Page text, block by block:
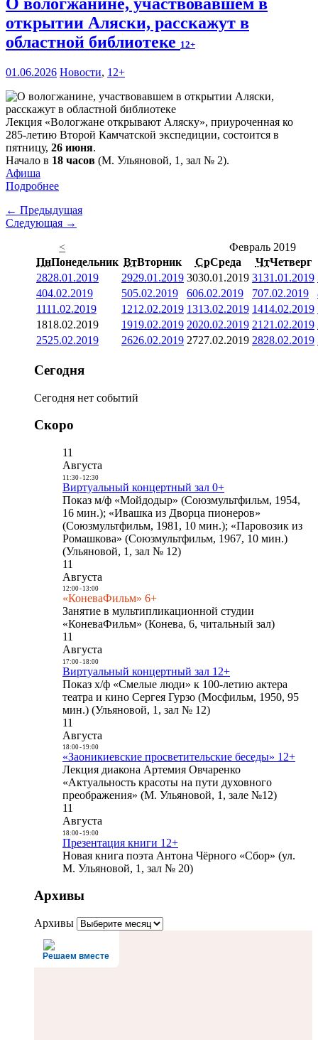
О вологжанине, участвовавшем в
открытии Аляски, расскажут в
областной библиотеке 12+
01.06.2026 Новости, 12+
Лекция «Вологжане открывают Аляску», приуроченная ко
285-летию Второй Камчатской экспедиции, состоится в
пятницу, 26 июня.
Начало в 18 часов (М. Ульяновой, 1, зал № 2).
Афиша
Подробнее
← Предыдущая
Следующая →
<
Февраль 2019
ПнПонедельник ВтВторник СрСреда ЧтЧетверг
2828.01.2019 2929.01.2019 3030.01.2019 3131.01.2019
404.02.2019 505.02.2019 606.02.2019 707.02.2019
1111.02.2019 1212.02.2019 1313.02.2019 1414.02.2019
1818.02.2019 1919.02.2019 2020.02.2019 21 21.02.2019
2525.02.2019 2626.02.2019 2727.02.2019 2828.02.2019
Сегодня
Сегодня нет событий
Скоро
11
Августа
11:30- 12:30
Виртуальный концертный зал 0+
Показ м/ф «Мойдодыр» (Союзмультфильм, 1954,
16 мин.); «Ивашка из Дворца пионеров»
(Союзмультфильм, 1981, 10 мин.); «Паровозик из
Ромашкова» (Союзмультфильм, 1967, 10 мин.)
(Ульяновой, 1, зал № 12)
11
Августа
12:00- 13:00
«КоневаФильм» 6+
Занятие в мультипликационной студии
«КоневаФильм» (Конева, 6, читальный зал)
11
Августа
17:00- 18:00
Виртуальный концертный зал 12+
Показ х/ф «Смелые люди» к 100-летию актера
театра и кино Сергея Гурзо (Мосфильм, 1950, 95
мин.) (Ульяновой, 1, зал № 12)
11
Августа
18:00- 19:00
«Заоникиевские просветительские беседы» 12+
Лекция диакона Артемия Овчаренко
«Актуальность красоты на пути духовного
преображения» (М. Ульяновой, 1, зале №12)
11
Августа
18:00- 19:00
Презентация книги 12+
Новая книга поэта Антона Чёрного «Сбор» (ул.
М. Ульяновой, 1, зал № 20)
Архивы
Архивы
Решаем вместе